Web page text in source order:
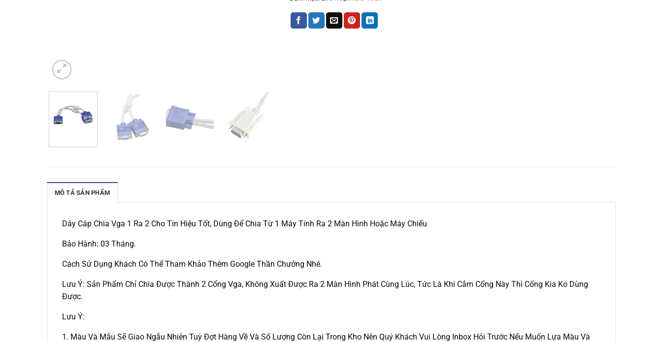
MÔ TẢ SẢN PHẨM
Dây Cáp Chia Vga 1 Ra 2 Cho Tín Hiệu Tốt, Dùng Để Chia Từ 1 Máy Tính Ra 2 Màn Hình Hoặc Máy Chiếu
Bảo Hành: 03 Tháng.
Cách Sử Dụng Khách Có Thể Tham Khảo Thêm Google Thần Chưởng Nhé.
Lưu Ý: Sản Phẩm Chỉ Chia Được Thành 2 Cổng Vga, Không Xuất Được Ra 2 Màn Hình Phát Cùng Lúc, Tức Là Khi Cắm Cổng Này Thì Cổng Kia Ko Dùng
Được.
Lưu Ý:
1. Màu Và Mẫu Sẽ Giao Ngẫu Nhiên Tuỳ Đợt Hàng Về Và Số Lượng Còn Lại Trong Kho Nên Quý Khách Vui Lòng Inbox Hỏi Trước Nếu Muốn Lựa Màu Và